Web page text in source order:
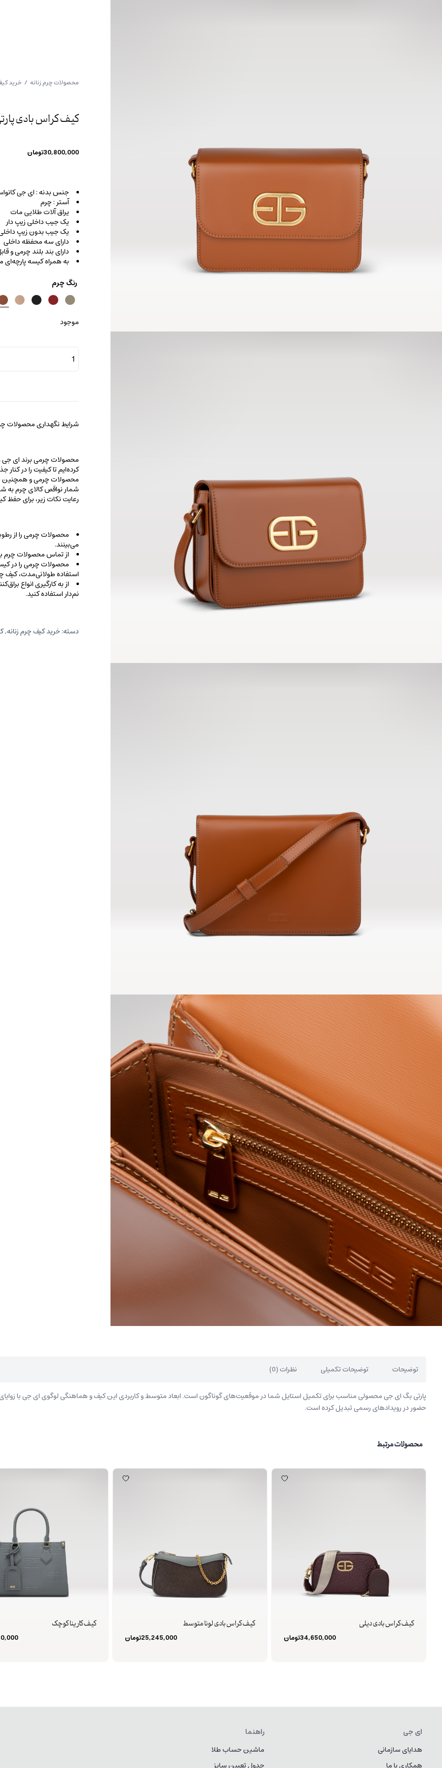
محصولات چرم زنانه / خرید
کیف کراس بادی
30,800,000تومان
جنس بدنه : ای جی
آستر : چرم
یراق آلات طلایی مات
یک جیب داخلی زیپ دار
یک جیب بدون زیپ
دارای سه محفظه داخلی
دارای بند بلند چرمی و
به همراه کیسه
رنگ چرم
موجود
کیف
کراس
بادی
شرایط نگهداری محصولات
محصولات چرمی برند ای جی را
کرده‌ایم تا کیفیت را در
محصولات چرمی و همچنین
شمار نواقص کالای چرم به
رعایت نکات زیر، برای
محصولات چرمی را از
می‌بینند.
از تماس محصولات چرم
محصولات چرمی را در
استفاده طولانی‌مدت، کیف‌
از به کارگیری انواع
نم‌دار استفاده کنید.
دسته: خرید کیف چرم زنانه,
توضیحات توضیحات تکمیلی نظرات (0)
پارتی بگ ای جی محصولی مناسب برای تکمیل استایل شما در موقعیت‌های گوناگون است. ابعاد متوسط و کاربردی این کیف و هماهنگی لوگوی ای جی با زوایای
حضور در رویدادهای رسمی تبدیل کرده است.
محصولات مرتبط
کیف کراس بادی دیلی
34,650,000تومان
کیف کراس بادی لونا متوسط
25,245,000تومان
کیف کارینا کوچک
ای جی
هدایای سازمانی
همکاری با ما
راهنما
ماشین حساب طلا
جدول تعیین سایز